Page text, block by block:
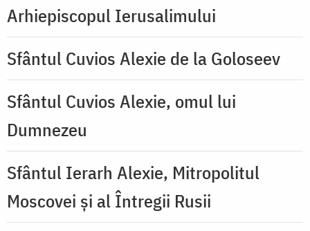
Arhiepiscopul Ierusalimului
Sfântul Cuvios Alexie de la Goloseev
Sfântul Cuvios Alexie, omul lui
Dumnezeu
Sfântul Ierarh Alexie, Mitropolitul
Moscovei și al Întregii Rusii